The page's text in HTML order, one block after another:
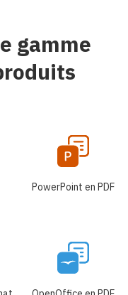
gamme
PowerPoint en PDF